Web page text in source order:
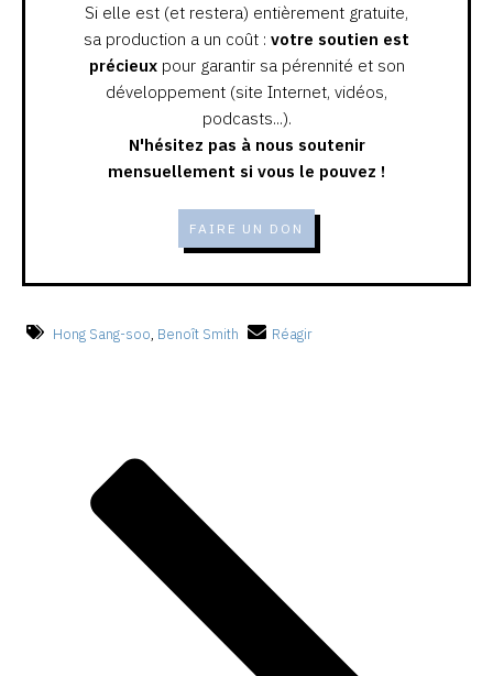
Si elle est (et restera) entièrement gratuite,
sa production a un coût : votre soutien est
précieuxpour garantir sa pérennité et son
développement (site Internet, vidéos,
podcasts...).
N'hésitez pas à nous soutenir
mensuellement si vous le pouvez !
FAIRE UN DON
Hong Sang-soo, Benoît Smith Réagir